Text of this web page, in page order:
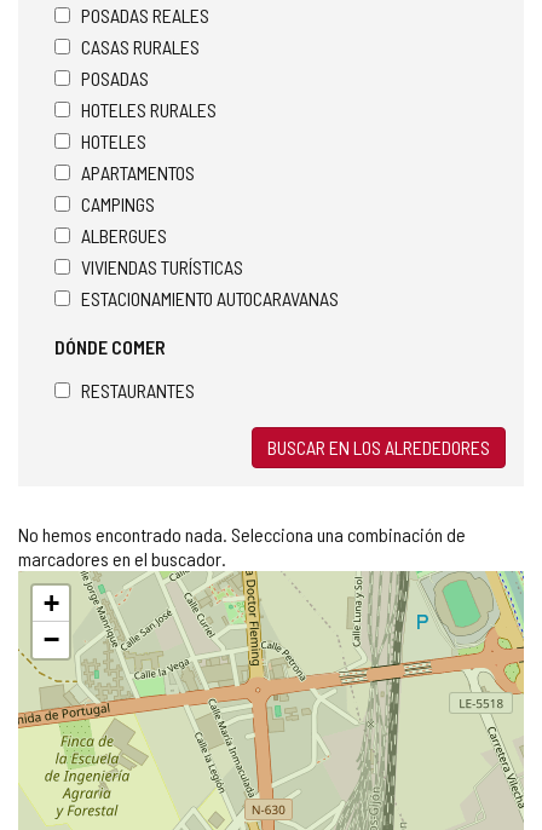
POSADAS REALES
CASAS RURALES
POSADAS
HOTELES RURALES
HOTELES
APARTAMENTOS
CAMPINGS
ALBERGUES
VIVIENDAS TURÍSTICAS
ESTACIONAMIENTO AUTOCARAVANAS
DÓNDE COMER
RESTAURANTES
BUSCAR EN LOS ALREDEDORES
No hemos encontrado nada. Selecciona una combinación de
marcadores en el buscador.
Saltar
mapa
+
−